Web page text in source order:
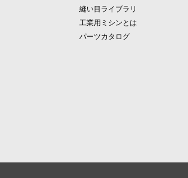
縫い目ライブラリ
工業用ミシンとは
パーツカタログ